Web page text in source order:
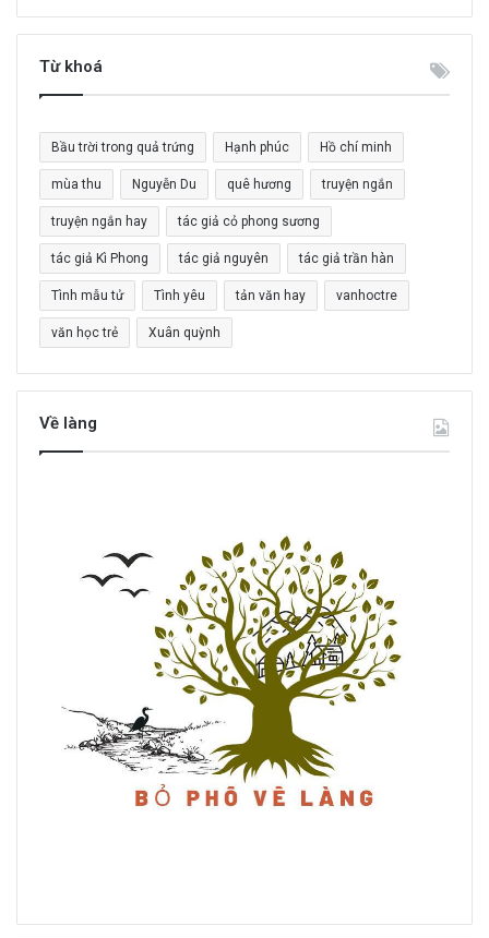
m
k
c
h
o
:
Từ khoá
Bầu trời trong quả trứng Hạnh phúc Hồ chí minh
mùa thu Nguyễn Du quê hương truyện ngắn
truyện ngắn hay tác giả cỏ phong sương
tác giả Kì Phong tác giả nguyên tác giả trần hàn
Tình mẫu tử Tình yêu tản văn hay vanhoctre
văn học trẻ Xuân quỳnh
Về làng